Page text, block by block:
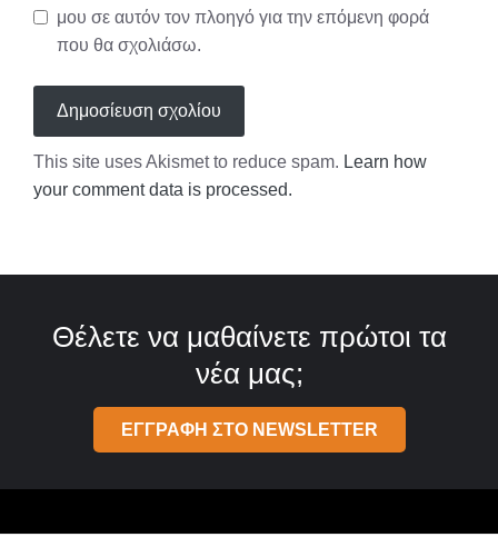
μου σε αυτόν τον πλοηγό για την επόμενη φορά
που θα σχολιάσω.
This site uses Akismet to reduce spam. Learn how
your comment data is processed.
Θέλετε να μαθαίνετε πρώτοι τα
νέα μας;
ΕΓΓΡΑΦΗ ΣΤΟ NEWSLETTER